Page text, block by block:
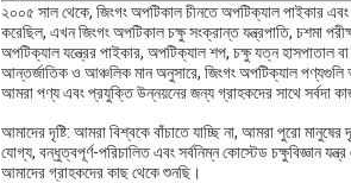
২০০৫ সাল থেকে, জিংগং অপটিকাল চীনতে অপটিক্যাল পাইকার
করেছিল, এখন জিংগং অপটিকাল চক্ষু সংক্রান্ত যন্ত্রপাতি, চশমা
অপটিক্যাল যন্ত্রের পাইকার, অপটিক্যাল শপ, চক্ষু যত্ন হাসপাতাল বা
আন্তর্জাতিক ও আঞ্চলিক মান অনুসারে, জিংগং অপটিক্যাল পণ্যগুলি
আমরা পণ্য এবং প্রযুক্তি উন্নয়নের জন্য গ্রাহকদের সাথে সর্বদা
আমাদের দৃষ্টি: আমরা বিশ্বকে বাঁচাতে যাচ্ছি না, আমরা পুরো
যোগ্য, বন্ধুত্বপূর্ণ-পরিচালিত এবং সর্বনিম্ন কোস্টেড চক্ষুবিজ্ঞান
আমাদের গ্রাহকদের কাছ থেকে শুনছি।